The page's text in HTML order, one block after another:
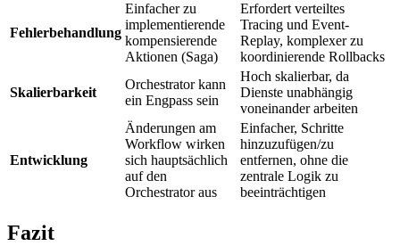
Fehlerbehandlung
Einfacher zu
implementierende
kompensierende
Aktionen (Saga)
Erfordert verteiltes
Tracing und Event-
Replay, komplexer zu
koordinierende Rollbacks
Skalierbarkeit
Orchestrator kann
ein Engpass sein
Hoch skalierbar, da
Dienste unabhängig
voneinander arbeiten
Entwicklung
Änderungen am
Workflow wirken
sich hauptsächlich
auf den
Orchestrator aus
Einfacher, Schritte
hinzuzufügen/zu
entfernen, ohne die
zentrale Logik zu
beeinträchtigen
Fazit